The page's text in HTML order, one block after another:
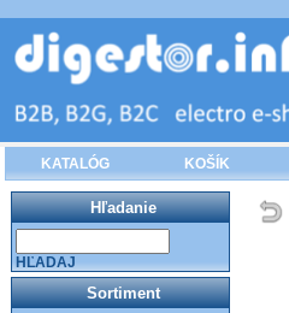
KATALÓG KOŠÍK
Hľadanie
HĽADAJ
Sortiment